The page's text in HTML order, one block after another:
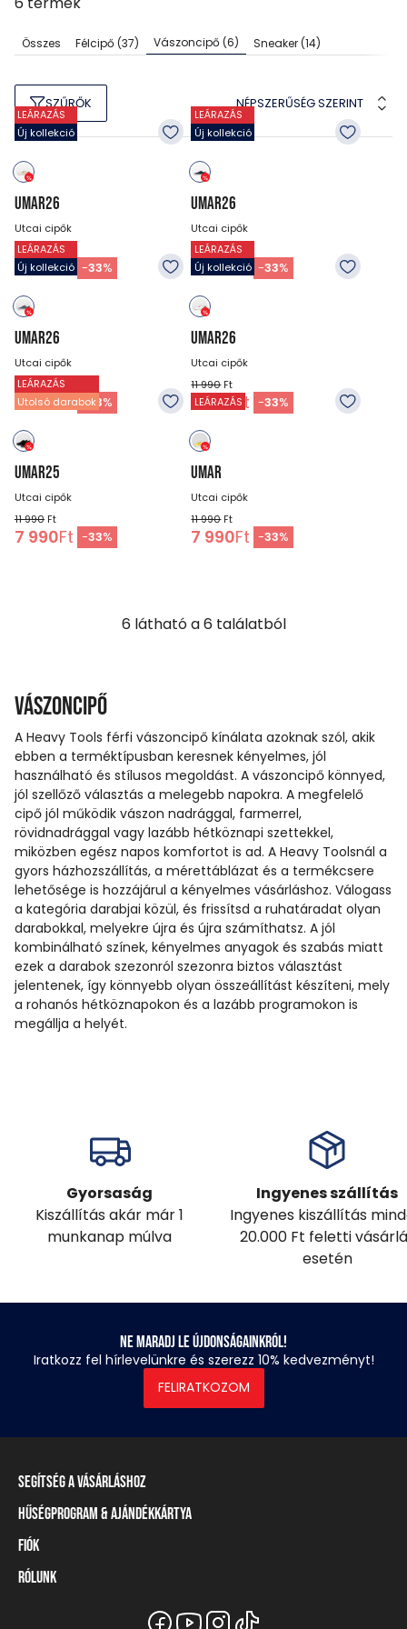
Összes Félcipő(37) Vászoncipő(6) Sneaker(14)
SZŰRŐK NÉPSZERŰSÉG SZERINT
LEÁRAZÁS
Új kollekció
UMAR26
Utcai cipők
11 990Ft
7 990Ft -33%
LEÁRAZÁS
Új kollekció
UMAR26
Utcai cipők
11 990Ft
7 990Ft -33%
LEÁRAZÁS
Új kollekció
UMAR26
Utcai cipők
11 990Ft
7 990Ft -33%
LEÁRAZÁS
Új kollekció
UMAR26
Utcai cipők
11 990Ft
7 990Ft -33%
LEÁRAZÁS
Utolsó darabok
UMAR25
Utcai cipők
11 990 Ft
7 990Ft -33%
LEÁRAZÁS
UMAR
Utcai cipők
11 990Ft
7 990Ft -33%
6 látható a6 találatból
Vászoncipő
A Heavy Tools férfi vászoncipő kínálata azoknak szól, akik
ebben a terméktípusban keresnek kényelmes, jól
használható és stílusos megoldást. A vászoncipő könnyed,
jól szellőző választás a melegebb napokra. A megfelelő
cipő jól működik vászon nadrággal, farmerrel,
rövidnadrággal vagy lazább hétköznapi szettekkel,
miközben egész napos komfortot is ad. A Heavy Toolsnál a
gyors házhozszállítás, a mérettáblázat és a termékcsere
lehetősége is hozzájárul a kényelmes vásárláshoz. Válogass
a kategória darabjai közül, és frissítsd a ruhatáradat olyan
darabokkal, melyekre újra és újra számíthatsz. A jól
kombinálható színek, kényelmes anyagok és szabás miatt
ezek a darabok szezonról szezonra biztos választást
jelentenek, így könnyebb olyan összeállítást készíteni, mely
a rohanós hétköznapokon és a lazább programokon is
megállja a helyét.
Gyorsaság
Kiszállítás akár már 1
munkanap múlva
Ingyenes szállítás
Ingyenes kiszállítás
20.000 Ft feletti
esetén
Ne maradj le újdonságainkról!
Iratkozz fel hírlevelünkre és szerezz 10% kedvezményt!
FELIRATKOZOM
Segítség a vásárláshoz
Szállítási információ
Fizetési módok
Mérettáblázat
Üzleteink és viszonteladók
Hűségprogram & Ajándékkártya
Törzsvásárlói program
Ajándékkártya
Fiók
Belépés / Regisztráció
Rólunk
A Heavy Tools márka